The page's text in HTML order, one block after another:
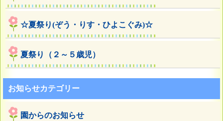
☆夏祭り(ぞう・りす・ひよこぐみ)☆
夏祭り（２～５歳児）
お知らせカテゴリー
園からのお知らせ